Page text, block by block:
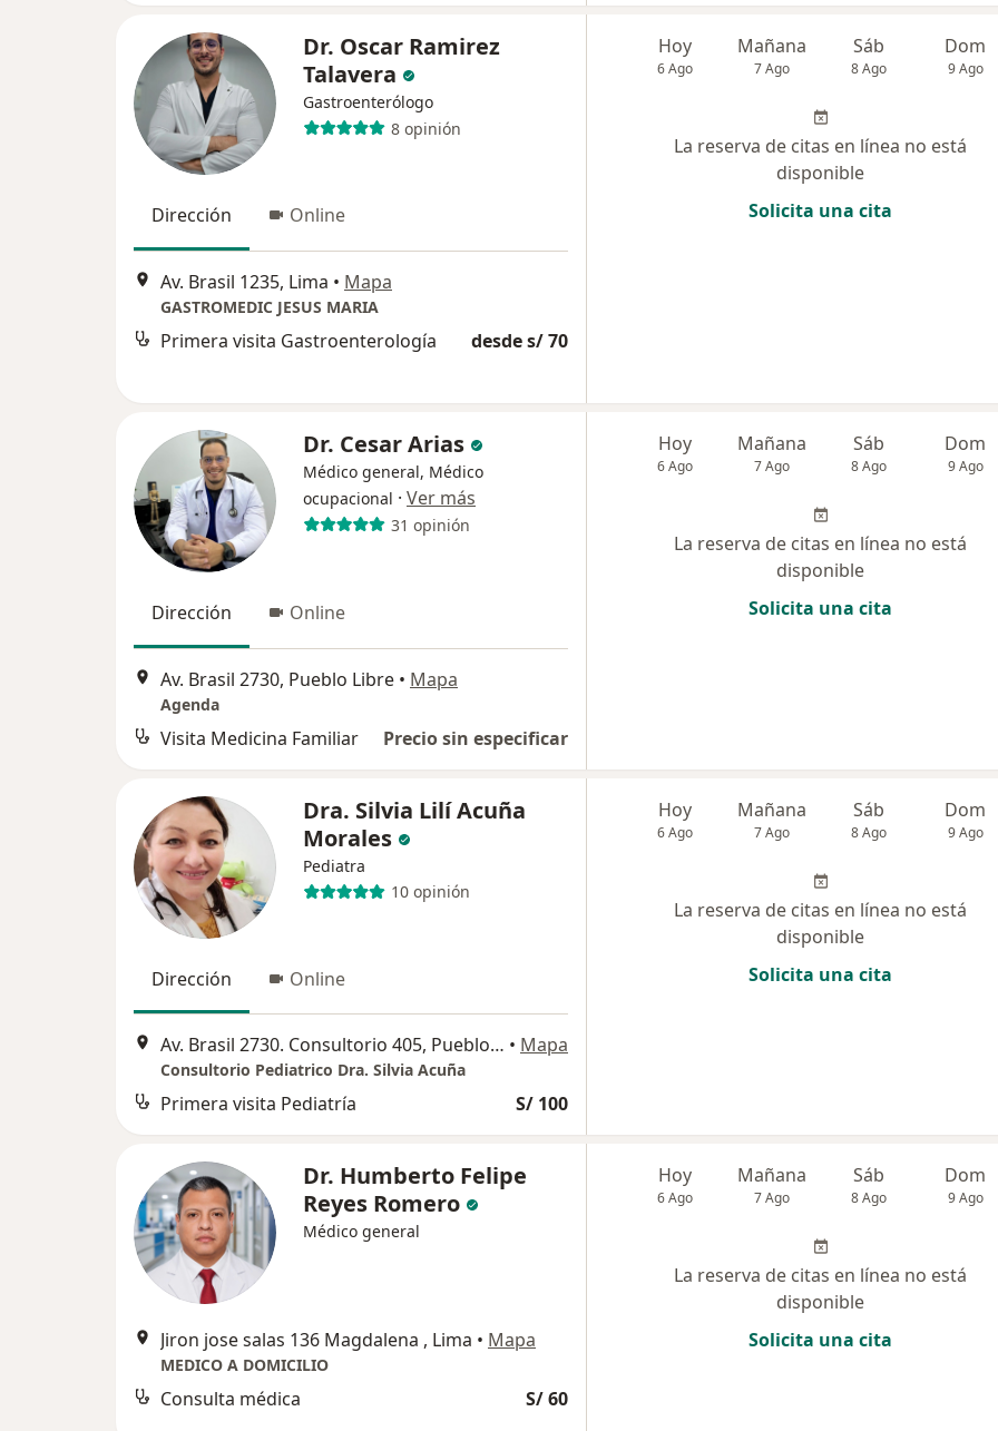
Dr. Oscar Ramirez
Talavera
Gastroenterólogo
8 opinión
Dirección Online
Av. Brasil 1235, Lima • Mapa
GASTROMEDIC JESUS MARIA
Primera visita Gastroenterología desde s/ 70
Hoy
6 Ago
Mañana
7 Ago
Sáb
8 Ago
Dom
9 Ago
La reserva de citas en línea no está
disponible
Solicita una cita
Dr. Cesar Arias
Médico general, Médico
ocupacional · Ver más
31 opinión
Dirección Online
Av. Brasil 2730, Pueblo Libre • Mapa
Agenda
Visita Medicina Familiar Precio sin especificar
Hoy
6 Ago
Mañana
7 Ago
Sáb
8 Ago
Dom
9 Ago
La reserva de citas en línea no está
disponible
Solicita una cita
Dra. Silvia Lilí Acuña
Morales
Pediatra
10 opinión
Dirección Online
Av. Brasil 2730. Consultorio 405, Pueblo Libre • Mapa
Consultorio Pediatrico Dra. Silvia Acuña
Primera visita Pediatría S/ 100
Hoy
6 Ago
Mañana
7 Ago
Sáb
8 Ago
Dom
9 Ago
La reserva de citas en línea no está
disponible
Solicita una cita
Dr. Humberto Felipe
Reyes Romero
Médico general
Jiron jose salas 136 Magdalena , Lima • Mapa
MEDICO A DOMICILIO
Consulta médica S/ 60
Hoy
6 Ago
Mañana
7 Ago
Sáb
8 Ago
Dom
9 Ago
La reserva de citas en línea no está
disponible
Solicita una cita